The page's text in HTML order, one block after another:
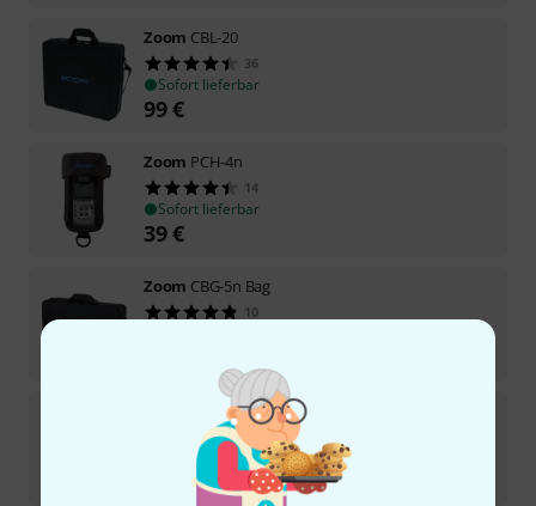
Zoom CBL-20
36
Sofort lieferbar
99€
Zoom PCH-4n
14
Sofort lieferbar
39€
Zoom CBG-5n Bag
10
PCH-5 B-Stock
Sofort lieferbar
33,40€